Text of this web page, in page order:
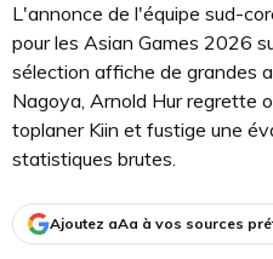
L'annonce de l'équipe sud-
pour les Asian Games 2026
sélection affiche de grandes
Nagoya, Arnold Hur regrette
toplaner Kiin et fustige une
statistiques brutes.
Ajoutez aAa à vos sources